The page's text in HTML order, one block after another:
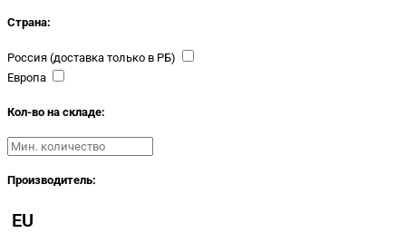
Страна:
Россия (доставка только в РБ)
Европа
Кол-во на складе:
Производитель:
EU